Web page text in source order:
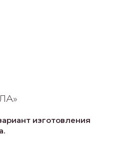
изготовления